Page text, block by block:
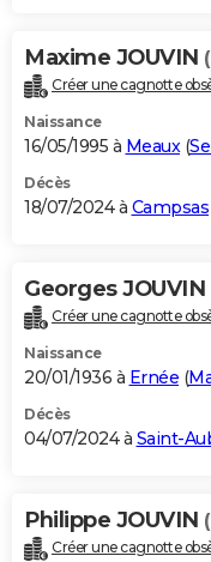
Maxime JOUVIN
Créer une cagnotte
Naissance
16/05/1995 à Meaux(
Décès
18/07/2024 à Campsas
Georges JOUVIN
Créer une cagnotte
Naissance
20/01/1936 à Ernée (
Décès
04/07/2024 à Saint-
Philippe JOUVIN
Créer une cagnotte